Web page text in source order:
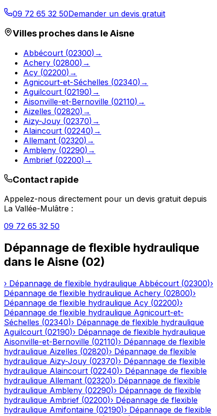
09 72 65 32 50Demander un devis gratuit
Villes proches dans leAisne
Abbécourt (02300) →
Achery (02800) →
Acy (02200) →
Agnicourt-et-Séchelles (02340) →
Aguilcourt (02190) →
Aisonville-et-Bernoville (02110) →
Aizelles (02820) →
Aizy-Jouy (02370) →
Alaincourt (02240) →
Allemant (02320) →
Ambleny (02290) →
Ambrief (02200) →
Contact rapide
Appelez-nous directement pour un devis gratuit depuis
La Vallée-Mulâtre :
09 72 65 32 50
Dépannage de flexible hydraulique
dans le Aisne (02)
› Dépannage de flexible hydraulique Abbécourt (02300)›
Dépannage de flexible hydraulique Achery (02800)›
Dépannage de flexible hydraulique Acy (02200)›
Dépannage de flexible hydraulique Agnicourt-et-
Séchelles (02340)› Dépannage de flexible hydraulique
Aguilcourt (02190)› Dépannage de flexible hydraulique
Aisonville-et-Bernoville (02110)› Dépannage de flexible
hydraulique Aizelles (02820)› Dépannage de flexible
hydraulique Aizy-Jouy (02370)› Dépannage de flexible
hydraulique Alaincourt (02240)› Dépannage de flexible
hydraulique Allemant (02320)› Dépannage de flexible
hydraulique Ambleny (02290)› Dépannage de flexible
hydraulique Ambrief (02200)› Dépannage de flexible
hydraulique Amifontaine (02190)› Dépannage de flexible